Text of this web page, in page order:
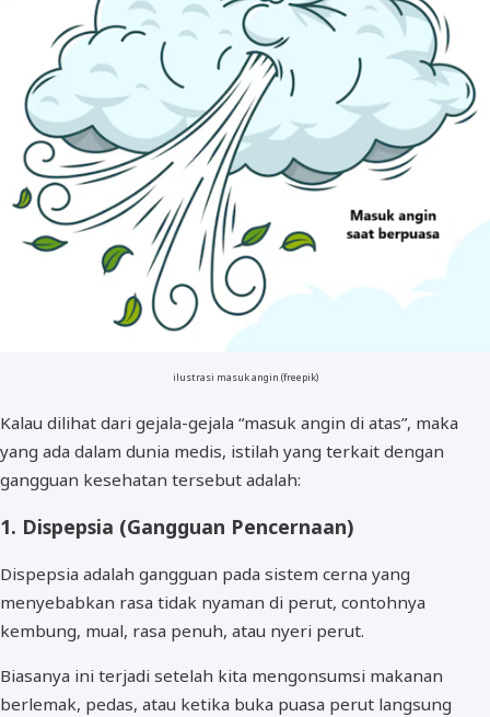
ilustrasi masuk angin (freepik)
Kalau dilihat dari gejala-gejala “masuk angin di atas”, maka
yang ada dalam dunia medis, istilah yang terkait dengan
gangguan kesehatan tersebut adalah:
1. Dispepsia (Gangguan Pencernaan)
Dispepsia adalah gangguan pada sistem cerna yang
menyebabkan rasa tidak nyaman di perut, contohnya
kembung, mual, rasa penuh, atau nyeri perut.
Biasanya ini terjadi setelah kita mengonsumsi makanan
berlemak, pedas, atau ketika buka puasa perut langsung